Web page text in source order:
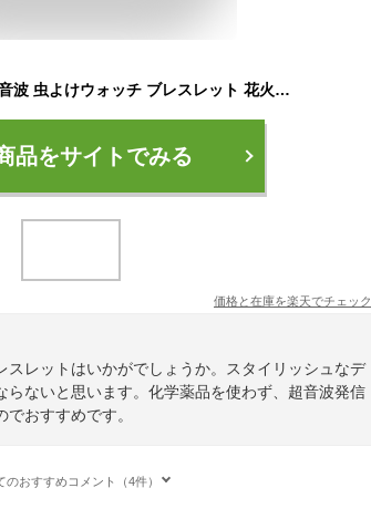
虫よけ 薬品不使用 超音波 虫よけウォッチ ブレスレット 花火 夏祭り 屋外イベント アウトドア キャンプ 散歩 ランニング DIY 屋内 就寝時 昼寝 周波数 3段階 調節可 USB充電 腕時計 デジタル 化学薬品不使用 安全 スタイリッシュ スマートウォッチ 時間表示 屋外 室内 時計
品をサイトでみる
価格と在庫を楽天でチェック
スレットはいかがでしょうか。スタイリッシュなデ
らないと思います。化学薬品を使わず、超音波発信
おすすめです。
のおすすめコメント（4件）